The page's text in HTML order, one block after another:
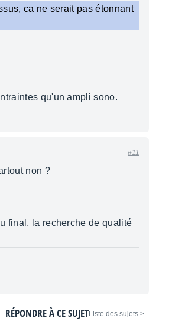
ca ne serait pas étonnant
qu'un ampli sono.
#11
non ?
final, la recherche de qualité
< Liste des sujets
RÉPONDRE À CE SUJET